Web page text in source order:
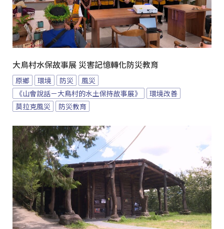
大鳥村水保故事展 災害記憶轉化防災教育
原鄉 環境 防災
風災
《山會說話－大鳥村的水土保持故事展》
環境改善
莫拉克風災
防災教育